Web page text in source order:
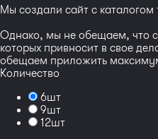
Мы создали сайт с
Однако, мы не обещаем, что
которых привносит в свое
обещаем приложить
Количество
6шт
9шт
12шт